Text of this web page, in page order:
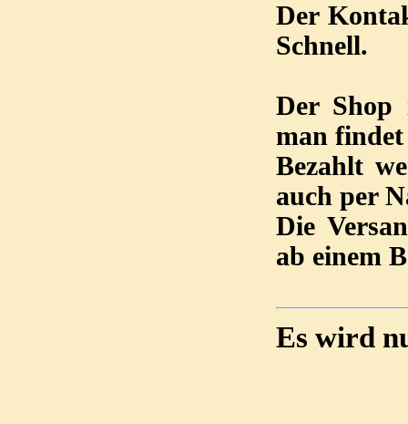
Der
Schnell.
Der Shop
man
Bezahlt
auch per
Die
ab einem
Es wird